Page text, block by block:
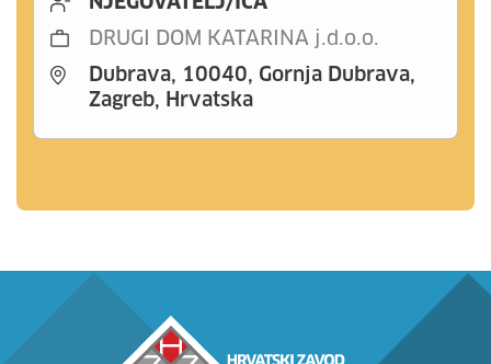
DRUGI DOM KATARINA j.d.o.o.
Dubrava, 10040, Gornja Dubrava,
Zagreb, Hrvatska